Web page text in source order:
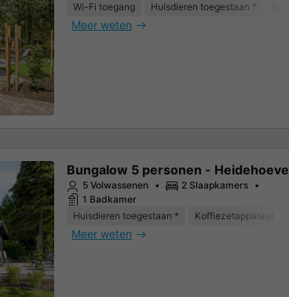
Wi-Fi toegang
Huisdieren toegestaan *
Meer weten
Bungalow 5 personen - Heidehoeve
5 Volwassenen
2 Slaapkamers
1 Badkamer
Huisdieren toegestaan *
Koffiezetapparaat
Meer weten